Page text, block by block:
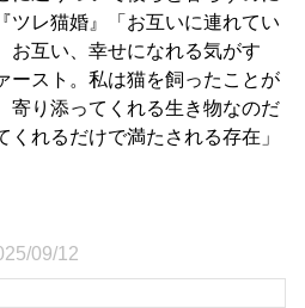
ツレ猫婚』「お互いに連れてい
お互い、幸せになれる気がす
ースト。私は猫を飼ったことが
寄り添ってくれる生き物なのだ
くれるだけで満たされる存在」
09/12